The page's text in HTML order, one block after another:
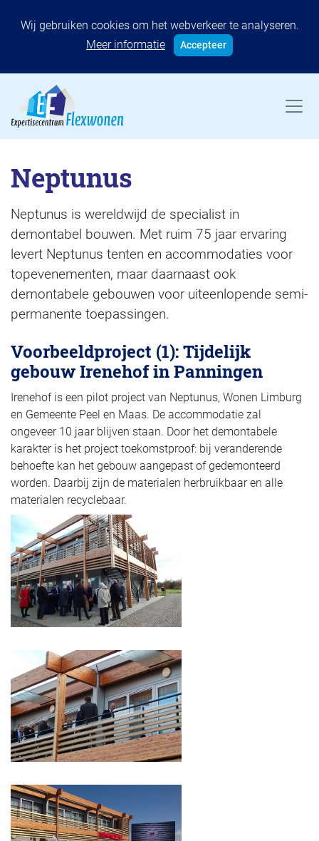
Wij gebruiken cookies om het webverkeer te analyseren.
Meer informatie
Accepteer
Neptunus
Neptunus is wereldwijd de specialist in
demontabel bouwen. Met ruim 75 jaar ervaring
levert Neptunus tenten en accommodaties voor
topevenementen, maar daarnaast ook
demontabele gebouwen voor uiteenlopende semi-
permanente toepassingen.
Voorbeeldproject (1): Tijdelijk
gebouw Irenehof in Panningen
Irenehof is een pilot project van Neptunus, Wonen Limburg
en Gemeente Peel en Maas. De accommodatie zal
ongeveer 10 jaar blijven staan. Door het demontabele
karakter is het project toekomstproof: bij veranderende
behoefte kan het gebouw aangepast of gedemonteerd
worden. Daarbij zijn de materialen herbruikbaar en alle
materialen recyclebaar.